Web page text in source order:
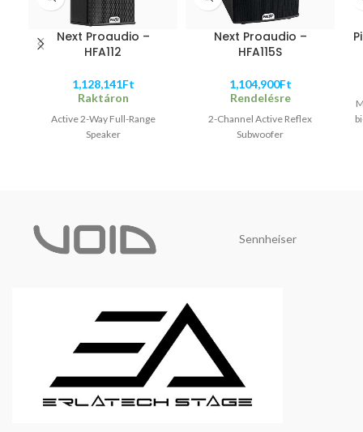
Next Proaudio –
HFA112
1,128,141Ft
Raktáron
Active 2-Way Full-Range
Speaker
Next Proaudio –
HFA115S
1,104,900Ft
Rendelésre
2-Channel Active Reflex
Subwoofer
Sennheiser